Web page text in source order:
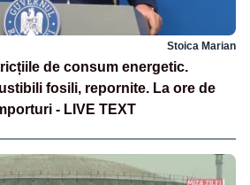
Stoica Marian
de consum energetic.
fosili, repornite. La ore de
- LIVE TEXT